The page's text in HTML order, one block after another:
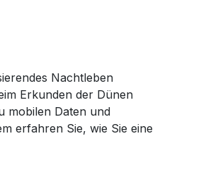
Nachtleben
Erkunden der Dünen
mobilen Daten und
erfahren Sie, wie Sie eine